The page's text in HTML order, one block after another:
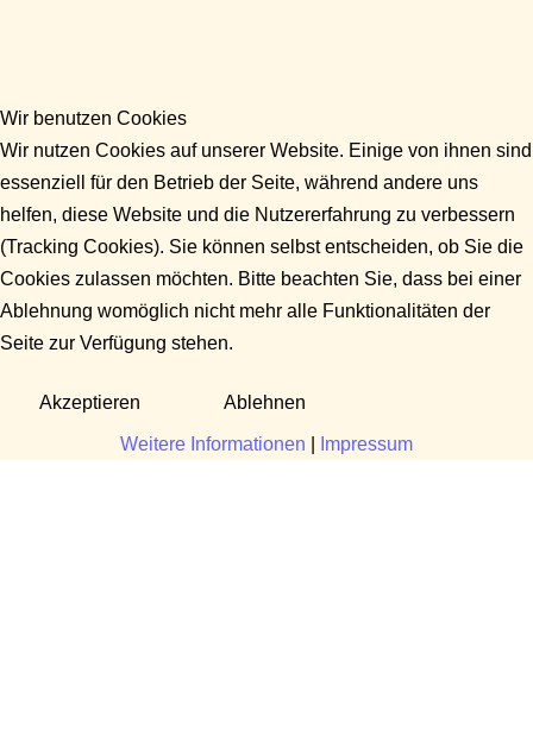
Wir benutzen Cookies
Wir nutzen Cookies auf unserer Website. Einige von ihnen sind
essenziell für den Betrieb der Seite, während andere uns
helfen, diese Website und die Nutzererfahrung zu verbessern
(Tracking Cookies). Sie können selbst entscheiden, ob Sie die
Cookies zulassen möchten. Bitte beachten Sie, dass bei einer
Ablehnung womöglich nicht mehr alle Funktionalitäten der
Seite zur Verfügung stehen.
Akzeptieren Ablehnen
Weitere Informationen Impressum